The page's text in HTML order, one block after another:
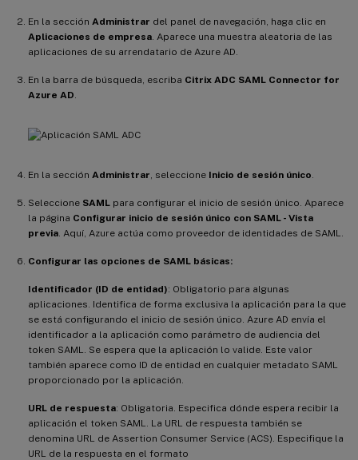
En la sección Administrar del panel de navegación, haga clic en
Aplicaciones de empresa. Aparece una muestra aleatoria de las
aplicaciones de su arrendatario de Azure AD.
En la barra de búsqueda, escriba Citrix ADC SAML Connector for
Azure AD.
En la sección Administrar, seleccione Inicio de sesión único.
Seleccione SAML para configurar el inicio de sesión único. Aparece
la página Configurar inicio de sesión único con SAML - Vista
previa. Aquí, Azure actúa como proveedor de identidades de SAML.
Configurar las opciones de SAML básicas:
Identificador (ID de entidad): Obligatorio para algunas
aplicaciones. Identifica de forma exclusiva la aplicación para la que
se está configurando el inicio de sesión único. Azure AD envía el
identificador a la aplicación como parámetro de audiencia del
token SAML. Se espera que la aplicación lo valide. Este valor
también aparece como ID de entidad en cualquier metadato SAML
proporcionado por la aplicación.
URL de respuesta: Obligatoria. Especifica dónde espera recibir la
aplicación el token SAML. La URL de respuesta también se
denomina URL de Assertion Consumer Service (ACS). Especifique la
URL de la respuesta en el formato